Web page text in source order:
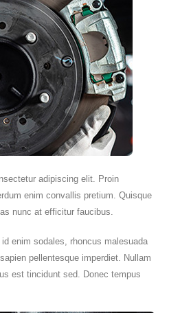
adipiscing elit. Proin
enim convallis pretium. Quisque
nunc at efficitur faucibus.
enim sodales, rhoncus malesuada
pellentesque imperdiet. Nullam
est tincidunt sed. Donec tempus